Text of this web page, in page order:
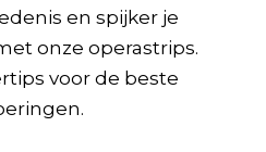
en spijker je
onze operastrips.
voor de beste